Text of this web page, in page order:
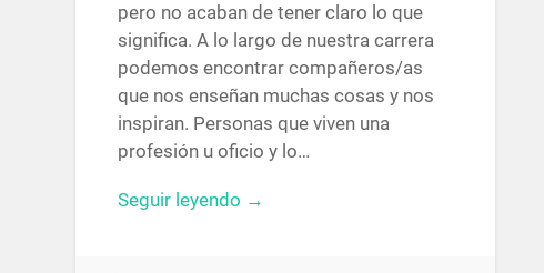
pero no acaban de tener claro lo que
significa. A lo largo de nuestra carrera
podemos encontrar compañeros/as
que nos enseñan muchas cosas y nos
inspiran. Personas que viven una
profesión u oficio y lo…
Seguir leyendo →